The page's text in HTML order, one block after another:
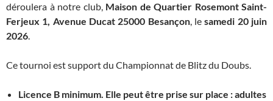
déroulera à notre club, Maison de Quartier Rosemont Saint-
Ferjeux 1, Avenue Ducat 25000 Besançon, lesamedi 20 juin
2026
Ce tournoi est support du Championnat de Blitz du Doubs.
Licence B minimum. Elle peut être prise sur place : adultes